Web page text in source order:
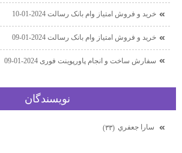
خرید و فروش امتیاز وام بانک رسالت 2024-01-10
خرید و فروش امتیاز وام بانک رسالت 2024-01-09
سفارش ساخت و انجام پاورپوینت فوری 2024-01-09
نويسندگان
سارا جعفري(۳۳)